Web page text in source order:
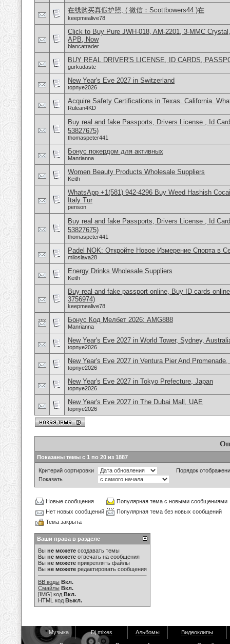
在线购买真假护照, ( 微信：Scottbowers44 )在
keepmealive78
Click to Buy Pure JWH-018, AM-2201, 3-MMC
APB, Now
blancatrader
BUY REAL DRIVER'S LICENSE, ID CARDS,
gurkudaste
New Year's Eve 2027 in Switzerland
topnye2026
Acquire Safety Certifications in Texas. California.
Rulean4KD
Buy real and fake Passports, Drivers License , Id
53827675)
thomaspeter441
Бонус покердом для активных
Manrianna
Women Beauty Products Wholesale Suppliers
Keith
WhatsApp +1(581) 942-4296 Buy Weed Hashish
Italy Tur
penson
Buy real and fake Passports, Drivers License , Id
53827675)
thomaspeter441
Padel NOK: Откройте Новое Измерение Спорта в
miloslava28
Energy Drinks Wholesale Suppliers
Keith
Buy real and fake passport online, Buy ID cards
3756974)
keepmealive78
Бонус Код Мелбет 2026: AMG888
Manrianna
New Year's Eve 2027 in World Tower, Sydney,
topnye2026
New Year's Eve 2027 in Ventura Pier And Promenade,
topnye2026
New Year's Eve 2027 in Tokyo Prefecture, Japan
topnye2026
New Year's Eve 2027 in The Dubai Mall, UAE
topnye2026
Показаны темы с 1 по 20 из 1887
Критерий сортировки
Порядок
Показать
Новые сообщения
Популярная тема с новыми сообщениями
Нет новых сообщений
Популярная тема без новых сообщений
Тема закрыта
Ваши права в разделе
Вы не можете создавать темы
Вы не можете отвечать на сообщения
Вы не можете прикреплять файлы
Вы не можете редактировать сообщения
BB коды Вкл.
Смайлы Вкл.
[IMG] код Вкл.
HTML код Выкл.
Музыка Dj mixes Альбомы Видеоклипы